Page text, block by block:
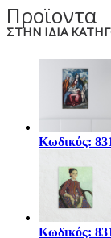
Προϊοντα
ΣΤΗΝ ΙΔΙΑ
Κωδικός:
Κωδικός: